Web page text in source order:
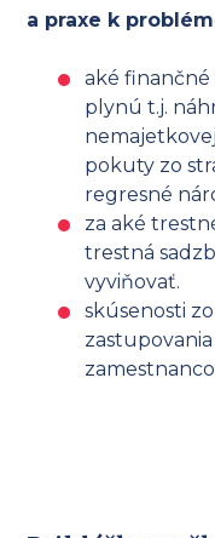
a praxe k
aké
plynú t.j.
pokuty zo
regresné
za aké
trestná
vyviňovať.
skúsenosti